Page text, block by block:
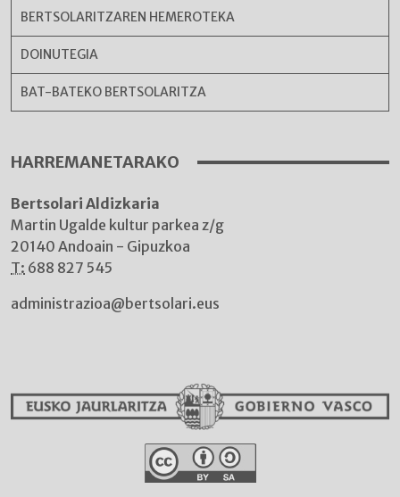
BERTSOLARITZAREN HEMEROTEKA
DOINUTEGIA
BAT-BATEKO BERTSOLARITZA
HARREMANETARAKO
Bertsolari Aldizkaria
Martin Ugalde kultur parkea z/g
20140 Andoain - Gipuzkoa
T: 688 827 545
administrazioa@bertsolari.eus